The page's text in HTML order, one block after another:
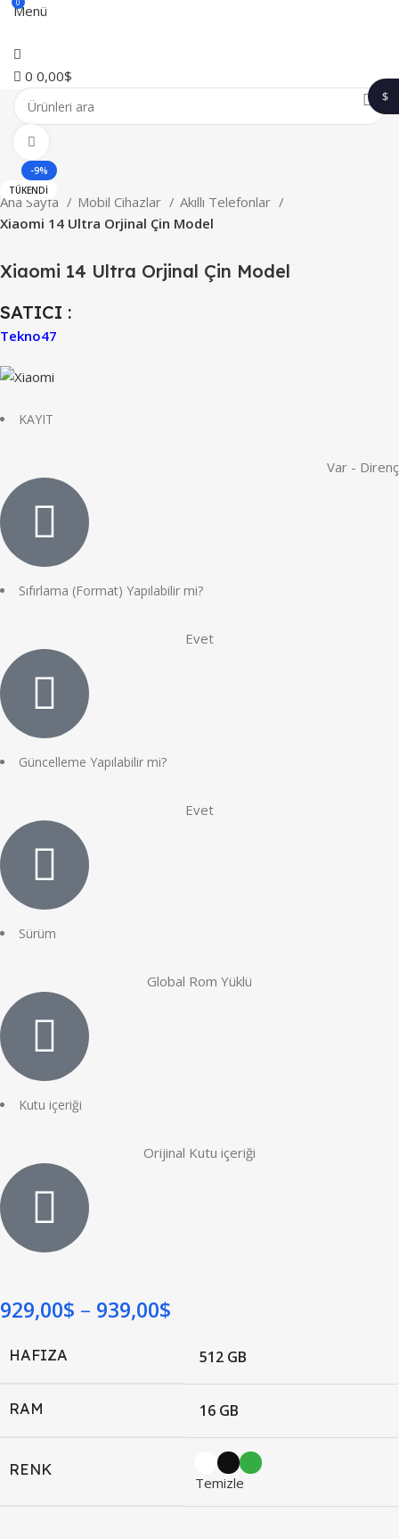
Menü
0 0,00$
-9%
TÜKENDI
Ana Sayfa Mobil Cihazlar
Akıllı Telefonlar
Xiaomi 14 Ultra Orjinal Çin Model
Xiaomi 14 Ultra Orjinal Çin Model
SATICI :
Tekno47
KAYIT
Var - Direnç
Sıfırlama (Format) Yapılabilir mi?
Evet
Güncelleme Yapılabilir mi?
Evet
Sürüm
Global Rom Yüklü
Kutu içeriği
Orijinal Kutu içeriği
929,00$ 939,00$
HAFIZA 512 GB
RAM 16 GB
RENK
Temizle
$